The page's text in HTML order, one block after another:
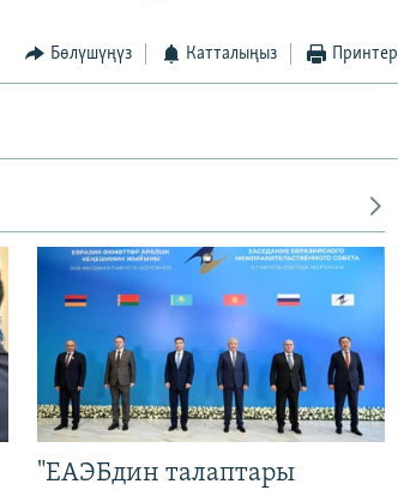
Бөлүшүңүз Катталыңыз Принтер
"ЕАЭБдин талаптары